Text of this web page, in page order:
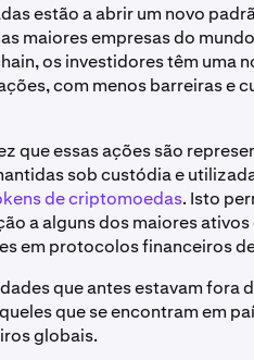
estão a abrir um novo
maiores empresas do
os investidores têm uma
com menos barreiras e
que essas ações são
sob custódia e
de criptomoedas. Isto
a alguns dos maiores
em protocolos financeiros
que antes estavam fora
que se encontram em
globais.